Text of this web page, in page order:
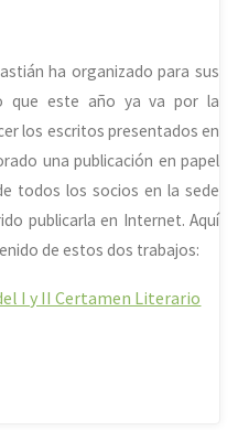
ha organizado para sus
que este año ya va por la
los escritos presentados en
una publicación en papel
todos los socios en la sede
publicarla en Internet. Aquí
de estos dos trabajos:
I y II Certamen Literario